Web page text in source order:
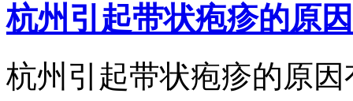
杭州引起带状疱疹的原
杭州引起带状疱疹的原